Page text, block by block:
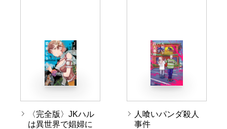
〈完全版〉JKハル
は異世界で娼婦に
人喰いパンダ殺人
事件